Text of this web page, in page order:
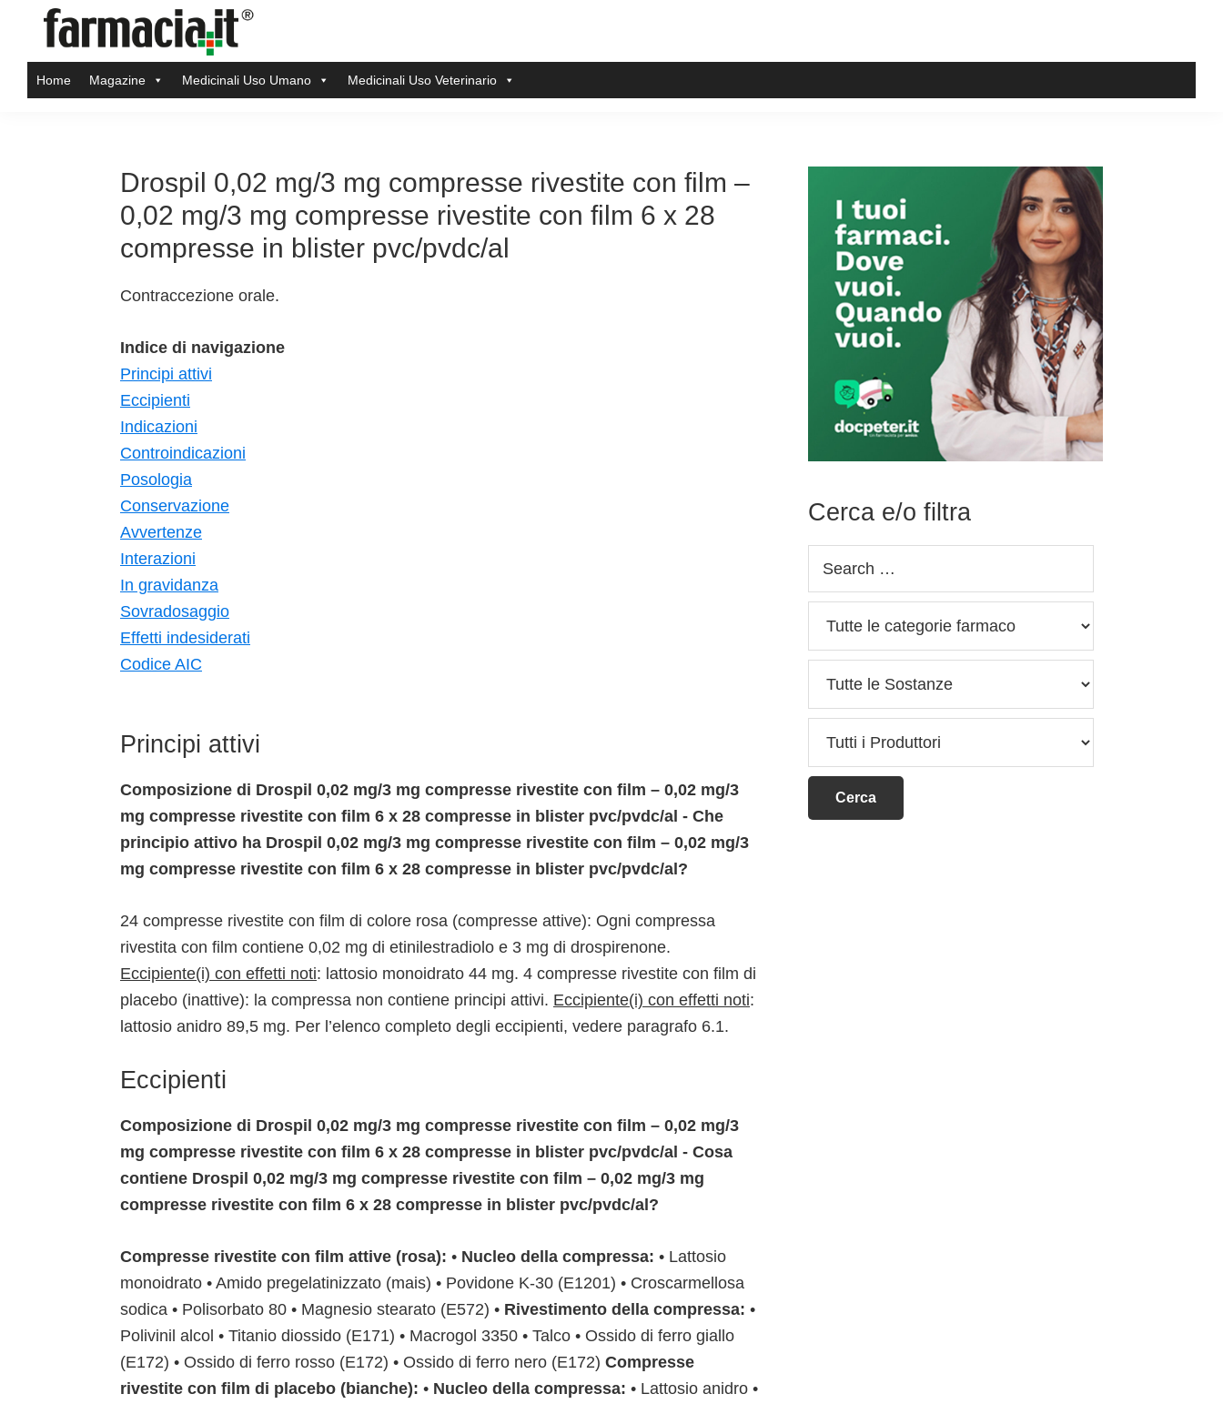
primary
main
primary
footerFarmacia.it
magazine
Home Magazine Medicinali Uso Umano Medicinali Uso Veterinario
Drospil 0,02 mg/3 mg compresse rivestite con film –
0,02 mg/3 mg compresse rivestite con film 6 x 28
compresse in blister pvc/pvdc/al
Contraccezione orale.
Indice di navigazione
Principi attivi
Eccipienti
Indicazioni
Controindicazioni
Posologia
Conservazione
Avvertenze
Interazioni
In gravidanza
Sovradosaggio
Effetti indesiderati
Codice AIC
Principi attivi
Composizione di Drospil 0,02 mg/3 mg compresse rivestite con film – 0,02 mg/3
mg compresse rivestite con film 6 x 28 compresse in blister pvc/pvdc/al - Che
principio attivo ha Drospil 0,02 mg/3 mg compresse rivestite con film – 0,02 mg/3
mg compresse rivestite con film 6 x 28 compresse in blister pvc/pvdc/al?
24 compresse rivestite con film di colore rosa (compresse attive): Ogni compressa
rivestita con film contiene 0,02 mg di etinilestradiolo e 3 mg di drospirenone.
Eccipiente(i) con effetti noti: lattosio monoidrato 44 mg. 4 compresse rivestite con film di
placebo (inattive): la compressa non contiene principi attivi. Eccipiente(i) con effetti noti:
lattosio anidro 89,5 mg. Per l’elenco completo degli eccipienti, vedere paragrafo 6.1.
Eccipienti
Composizione di Drospil 0,02 mg/3 mg compresse rivestite con film – 0,02 mg/3
mg compresse rivestite con film 6 x 28 compresse in blister pvc/pvdc/al - Cosa
contiene Drospil 0,02 mg/3 mg compresse rivestite con film – 0,02 mg/3 mg
compresse rivestite con film 6 x 28 compresse in blister pvc/pvdc/al?
Compresse rivestite con film attive (rosa): • Nucleo della compressa: • Lattosio
monoidrato • Amido pregelatinizzato (mais) • Povidone K-30 (E1201) • Croscarmellosa
sodica • Polisorbato 80 • Magnesio stearato (E572) • Rivestimento della compressa: •
Polivinil alcol • Titanio diossido (E171) • Macrogol 3350 • Talco • Ossido di ferro giallo
(E172) • Ossido di ferro rosso (E172) • Ossido di ferro nero (E172) Compresse
rivestite con film di placebo (bianche): • Nucleo della compressa: • Lattosio anidro •
Sidebar
Cerca e/o filtra